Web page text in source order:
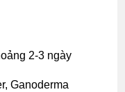
2-3 ngày
Ganoderma